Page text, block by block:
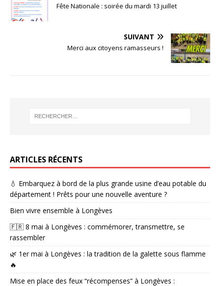
Fête Nationale : soirée du mardi 13 juillet
SUIVANT
Merci aux citoyens ramasseurs !
ARTICLES RÉCENTS
💧 Embarquez à bord de la plus grande usine d’eau potable du
département ! Prêts pour une nouvelle aventure ?
Bien vivre ensemble à Longèves
🇫🇷 8 mai à Longèves : commémorer, transmettre, se
rassembler
🌿 1er mai à Longèves : la tradition de la galette sous flamme
🔥
Mise en place des feux “récompenses” à Longèves :